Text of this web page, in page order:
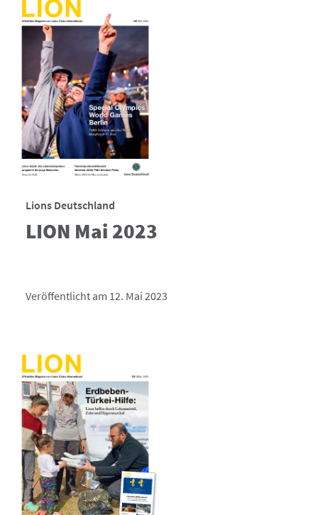
Lions Deutschland
LION Mai 2023
Veröffentlicht am 12. Mai 2023